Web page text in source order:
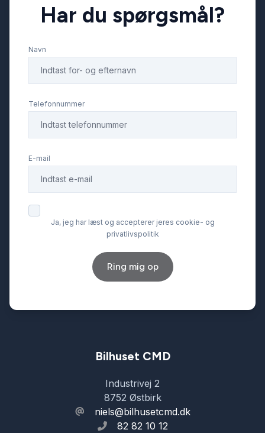
Har du spørgsmål?
Navn
Telefonnummer
E-mail
Ja, jeg har læst og accepterer jeres cookie- og
privatlivspolitik
Ring mig op
Bilhuset CMD
Industrivej 2
8752 Østbirk
niels@bilhusetcmd.dk
82 82 10 12